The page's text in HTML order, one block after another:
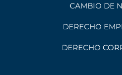
CAMBIO DE
DERECHO
DERECHO